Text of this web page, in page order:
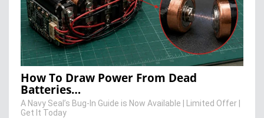
How To Draw Power From Dead
Batteries…
A Navy Seal’s Bug-In Guide is Now Available | Limited Offer |
Get It Today